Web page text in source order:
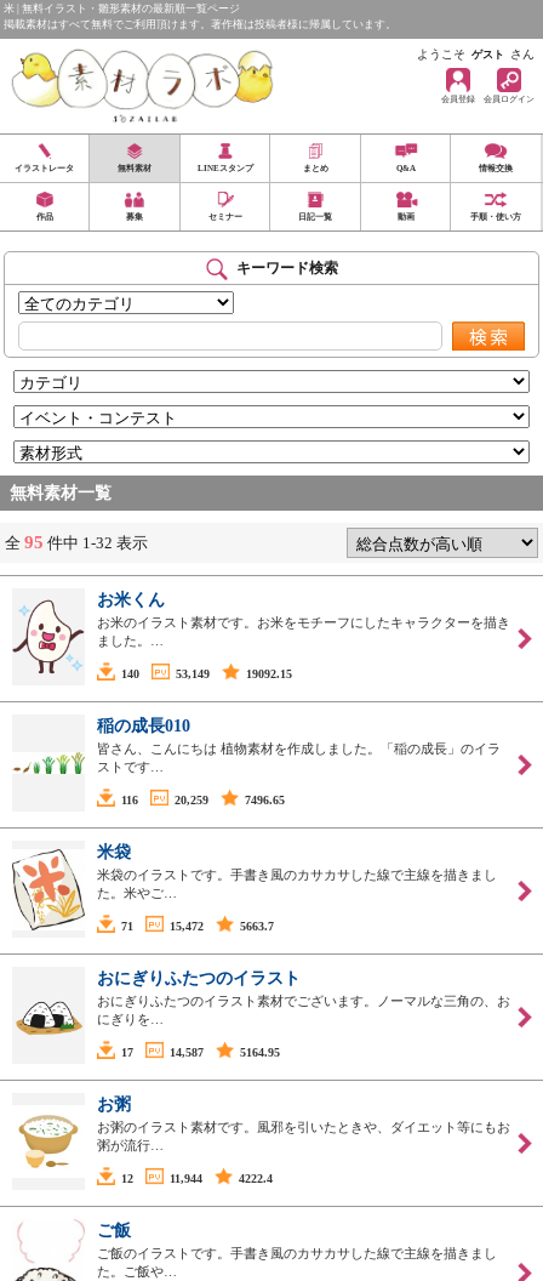
米 | 無料イラスト・雛形素材の最新順一覧ページ
掲載素材はすべて無料でご利用頂けます。著作権は投稿者様に帰属しています。
ようこそ ゲスト さん
会員登録 会員ログイン
イラストレータ 無料素材 LINEスタンプ まとめ Q&A 情報交換
作品 募集 セミナー 日記一覧 動画 手順・使い方
キーワード検索
無料素材一覧
全 95 件中 1-32 表示
お米くん
お米のイラスト素材です。お米をモチーフにしたキャラクターを描き
ました。…
140 53,149 19092.15
稲の成長010
皆さん、こんにちは 植物素材を作成しました。「稲の成長」のイラ
ストです…
116 20,259 7496.65
米袋
米袋のイラストです。手書き風のカサカサした線で主線を描きまし
た。米やご…
71 15,472 5663.7
おにぎりふたつのイラスト
おにぎりふたつのイラスト素材でございます。ノーマルな三角の、お
にぎりを…
17 14,587 5164.95
お粥
お粥のイラスト素材です。風邪を引いたときや、ダイエット等にもお
粥が流行…
12 11,944 4222.4
ご飯
ご飯のイラストです。手書き風のカサカサした線で主線を描きまし
た。ご飯や…